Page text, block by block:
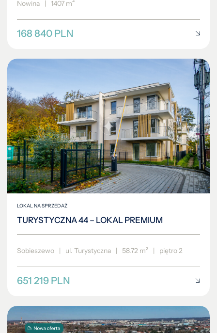
Nowina | 1407 m
168 840 PLN
LOKAL NA SPRZEDAŻ
TURYSTYCZNA 44 – LOKAL PREMIUM
Sobieszewo | ul. Turystyczna | 58.72 m² | piętro 2
651 219 PLN